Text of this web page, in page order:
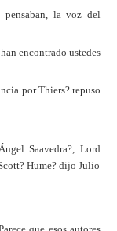
la voz del
encontrado ustedes
por Thiers? repuso
Saavedra?, Lord
Hume? dijo Julio